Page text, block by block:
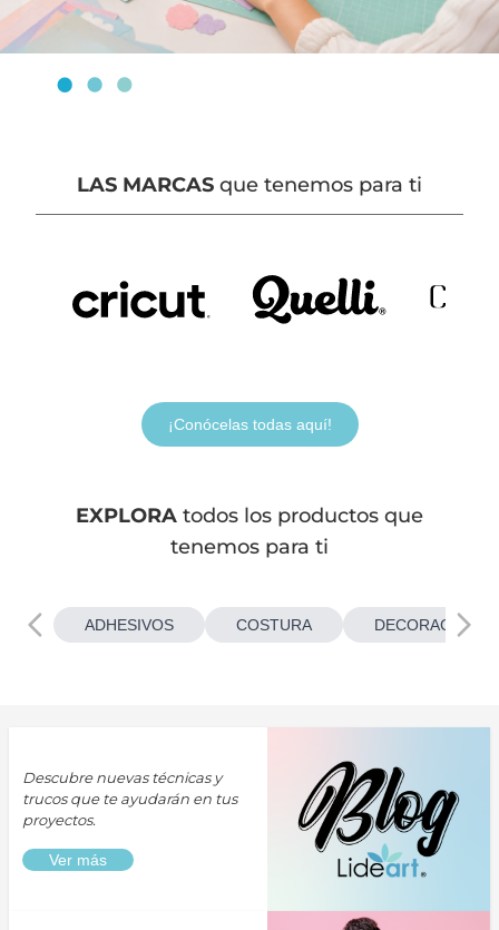
LAS MARCAS que tenemos para ti
¡Conócelas todas aquí!
EXPLORA todos los productos que
tenemos para ti
ADHESIVOS COSTURA
Descubre nuevas técnicas y
trucos que te ayudarán en tus
proyectos.
Ver más